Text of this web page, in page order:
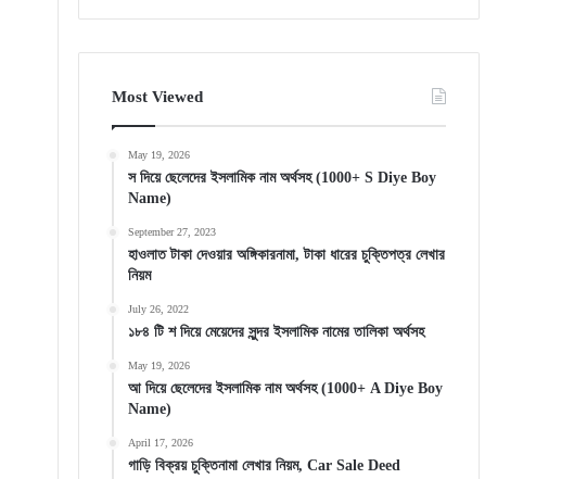
Most Viewed
May 19, 2026
স দিয়ে ছেলেদের ইসলামিক নাম অর্থসহ (1000+ S Diye Boy
Name)
September 27, 2023
হাওলাত টাকা দেওয়ার অঙ্গিকারনামা, টাকা ধারের চুক্তিপত্র লেখার
নিয়ম
July 26, 2022
১৮৪ টি শ দিয়ে মেয়েদের সুন্দর ইসলামিক নামের তালিকা অর্থসহ
May 19, 2026
আ দিয়ে ছেলেদের ইসলামিক নাম অর্থসহ (1000+ A Diye Boy
Name)
April 17, 2026
গাড়ি বিক্রয় চুক্তিনামা লেখার নিয়ম, Car Sale Deed